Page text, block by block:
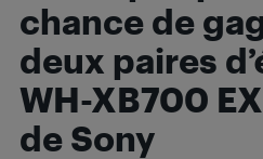
chance de
deux paires
WH-XB700
de Sony